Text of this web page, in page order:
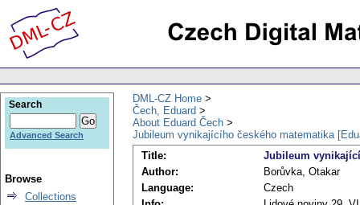
DML-CZ Home
Čech, Eduard
About Eduard Čech
Jubileum vynikajícího českého matematika
Title:
Jubileum
Author:
Borůvka, Otakar
Language:
Czech
Search
Advanced Search
Browse
Collections